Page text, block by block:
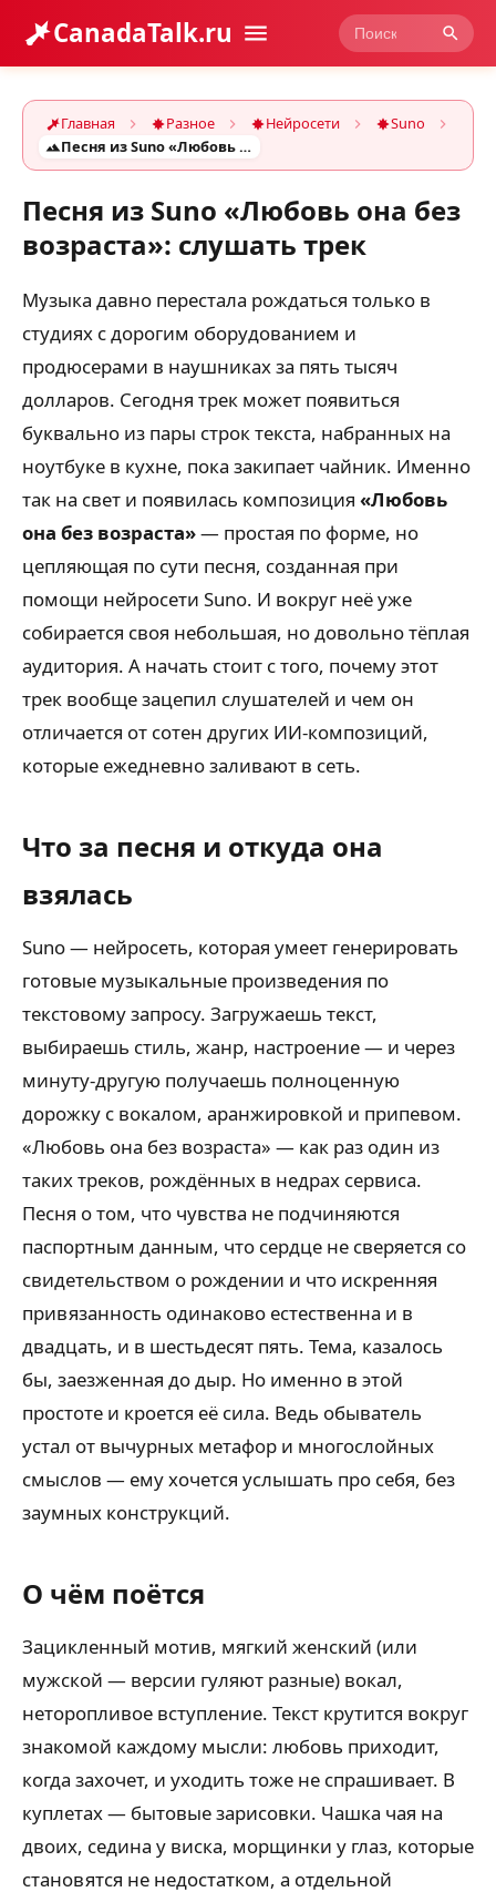
CanadaTalk.ru
Главная Разное Нейросети
Suno
Песня из Suno «Любовь она без возраста»: слушать трек
Песня из Suno «Любовь она без
возраста»: слушать трек
Музыка давно перестала рождаться только в
студиях с дорогим оборудованием и
продюсерами в наушниках за пять тысяч
долларов. Сегодня трек может появиться
буквально из пары строк текста, набранных на
ноутбуке в кухне, пока закипает чайник. Именно
так на свет и появилась композиция «Любовь
она без возраста»— простая по форме, но
цепляющая по сути песня, созданная при
помощи нейросети Suno. И вокруг неё уже
собирается своя небольшая, но довольно тёплая
аудитория. А начать стоит с того, почему этот
трек вообще зацепил слушателей и чем он
отличается от сотен других ИИ-композиций,
которые ежедневно заливают в сеть.
Что за песня и откуда она
взялась
Suno — нейросеть, которая умеет генерировать
готовые музыкальные произведения по
текстовому запросу. Загружаешь текст,
выбираешь стиль, жанр, настроение — и через
минуту-другую получаешь полноценную
дорожку с вокалом, аранжировкой и припевом.
«Любовь она без возраста» — как раз один из
таких треков, рождённых в недрах сервиса.
Песня о том, что чувства не подчиняются
паспортным данным, что сердце не сверяется со
свидетельством о рождении и что искренняя
привязанность одинаково естественна и в
двадцать, и в шестьдесят пять. Тема, казалось
бы, заезженная до дыр. Но именно в этой
простоте и кроется её сила. Ведь обыватель
устал от вычурных метафор и многослойных
смыслов — ему хочется услышать про себя, без
заумных конструкций.
О чём поётся
Зацикленный мотив, мягкий женский (или
мужской — версии гуляют разные) вокал,
неторопливое вступление. Текст крутится вокруг
знакомой каждому мысли: любовь приходит,
когда захочет, и уходить тоже не спрашивает. В
куплетах — бытовые зарисовки. Чашка чая на
двоих, седина у виска, морщинки у глаз, которые
становятся не недостатком, а отдельной